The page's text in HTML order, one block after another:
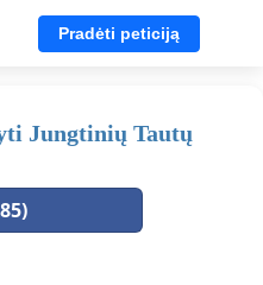
Pradėti peticiją
Jungtinių Tautų